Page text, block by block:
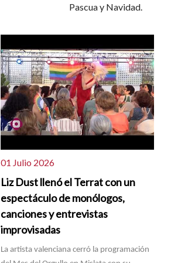
Pascua y Navidad.
01 Julio 2026
Liz Dust llenó el Terrat con un
espectáculo de monólogos,
canciones y entrevistas
improvisadas
La artista valenciana cerró la programación